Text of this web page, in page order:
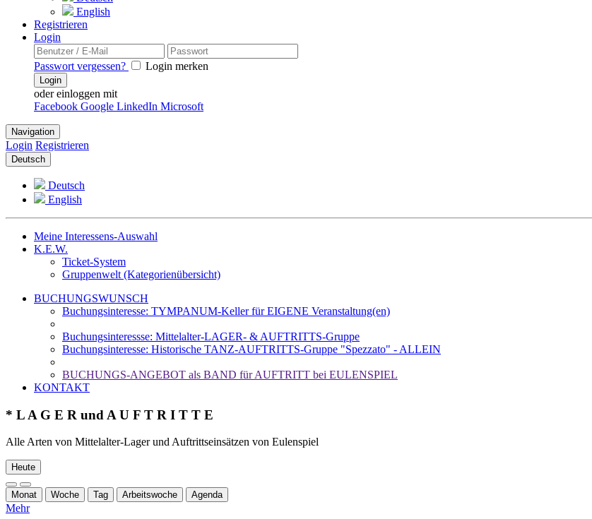
English
Registrieren
Login
Passwort vergessen? Login merken
Login
oder einloggen mit
Facebook Google LinkedIn Microsoft
Navigation
Login Registrieren
Deutsch
Deutsch
English
Meine Interessens-Auswahl
K.E.W.
Ticket-System
Gruppenwelt (Kategorienübersicht)
BUCHUNGSWUNSCH
Buchungsinteresse: TYMPANUM-Keller für EIGENE Veranstaltung(en)
Buchungsinteressse: Mittelalter-LAGER- & AUFTRITTS-Gruppe
Buchungsinteresse: Historische TANZ-AUFTRITTS-Gruppe "Spezzato" - ALLEIN
BUCHUNGS-ANGEBOT als BAND für AUFTRITT bei EULENSPIEL
KONTAKT
* L A G E R und A U F T R I T T E
Alle Arten von Mittelalter-Lager und Auftrittseinsätzen von Eulenspiel
Heute
Monat Woche Tag Arbeitswoche Agenda
Mehr